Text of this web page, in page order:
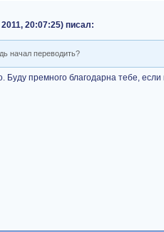
20:07:25) писал:
начал переводить?
Буду премного благодарна тебе,